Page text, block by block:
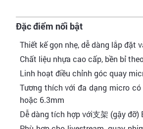
Đặc điểm nổi bật
Thiết kế gọn nhẹ, dễ dàng lắp đặt
Chất liệu nhựa cao cấp, bền bỉ
Linh hoạt điều chỉnh góc quay
Tương thích với đa dạng micro
hoặc 6.3mm
Dễ dàng tích hợp với支架 (gậy đỡ)